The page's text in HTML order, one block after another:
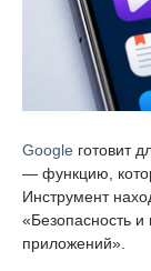
Google готовит
— функцию,
Инструмент
«Безопасность
приложений».